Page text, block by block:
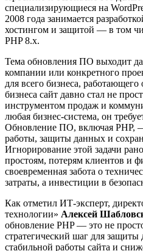
специализирующиеся на
2008 года занимается
хостингом и защитой — в том
PHP 8.x.
Тема обновления ПО выходит
компании или конкретного
для всего бизнеса,
бизнеса сайт давно стал не
инструментом продаж и
любая бизнес-система, он
Обновление ПО, включая PHP,
работы, защиты данных и
Игнорирование этой задачи
простоям, потерям клиентов и
своевременная забота о
затраты, а инвестиции в
Как отметил ИТ-эксперт,
технологии» Алексей
обновление PHP — это не
стратегический шаг для
стабильной работы сайта и